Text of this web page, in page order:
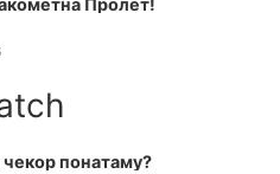
Пролет!
понатаму?